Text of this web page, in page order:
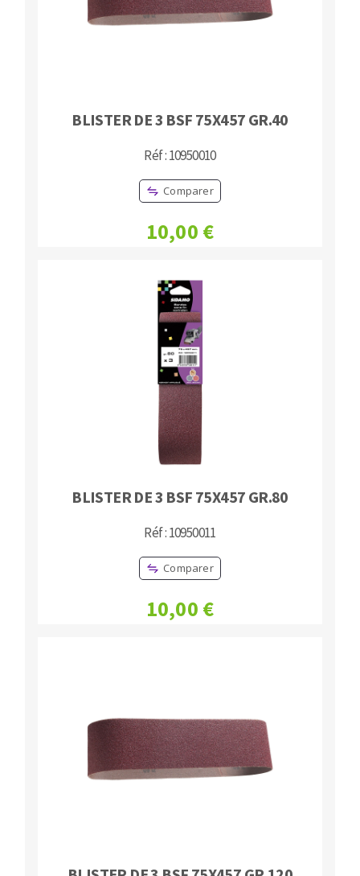
BLISTER DE 3 BSF 75X457 GR.40
Réf : 10950010
Comparer
10,00 €
BLISTER DE 3 BSF 75X457 GR.80
Réf : 10950011
Comparer
10,00 €